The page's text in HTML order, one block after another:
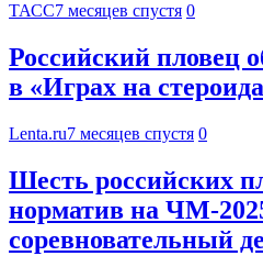
ТАСС7 месяцев спустя 0
Российский пловец
в «Играх на
Lenta.ru7 месяцев спустя 0
Шесть российских
норматив на ЧМ-
соревновательный